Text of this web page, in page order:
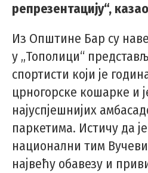
репрезентацију“,
Из Општине Бар су
у „Тополици“
спортисти који је
црногорске кошарке и
најуспјешнијих
паркетима. Истичу да
национални тим
највећу обавезу и